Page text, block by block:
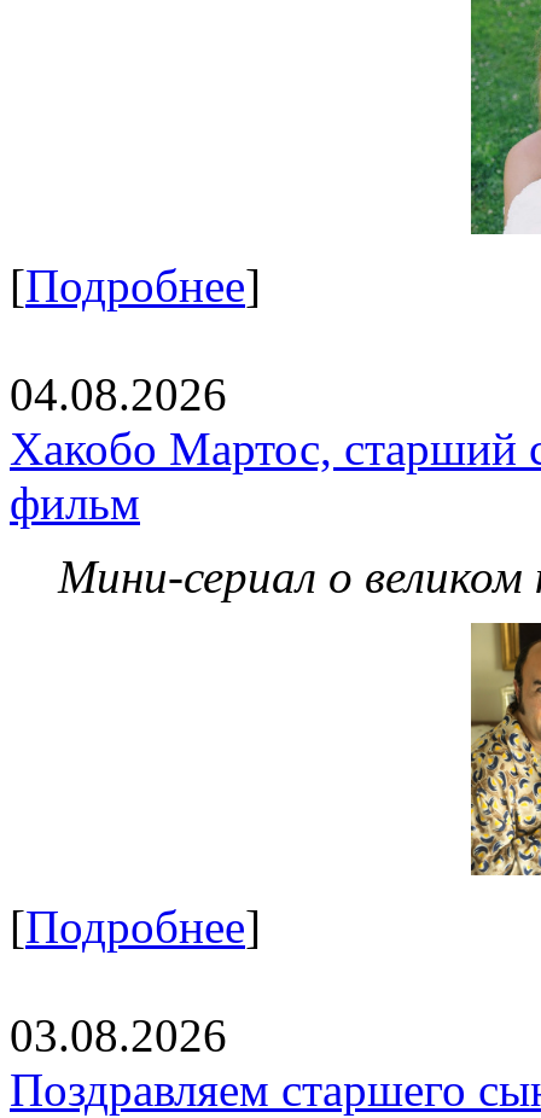
[Подробнее]
04.08.2026
Хакобо Мартос, старший
фильм
Мини-сериал о великом
[Подробнее]
03.08.2026
Поздравляем старшего